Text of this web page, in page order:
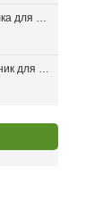
Рукавиця мочалка для лазні та хамаму двостороння з сизалі
Пісочний годинник для лазні Harvia Helmi Chocolate